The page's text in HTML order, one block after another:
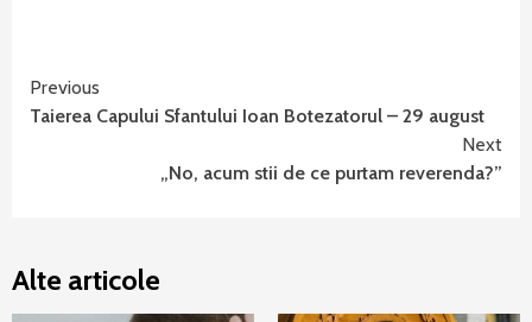
Continue
Reading
Previous
Taierea Capului Sfantului Ioan Botezatorul – 29 august
Next
„No, acum stii de ce purtam reverenda?”
Alte articole